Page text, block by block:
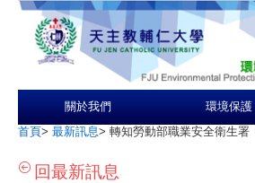
關於我們 環境保護
首頁> 最新訊息> 轉知勞動部職業安全衛生署
回最新訊息